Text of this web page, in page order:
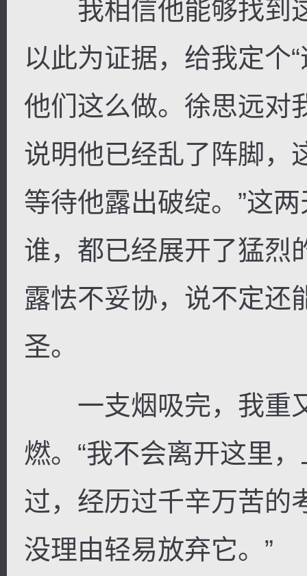
我相信他能够找到这
以此为证据，给我定个
他们这么做。徐思远对
说明他已经乱了阵脚，
等待他露出破绽。”这
谁，都已经展开了猛烈
露怯不妥协，说不定还
圣。
一支烟吸完，我重
燃。“我不会离开这里
过，经历过千辛万苦的
没理由轻易放弃它。”